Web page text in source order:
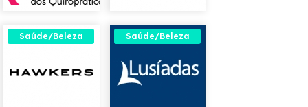
Saúde/Beleza Saúde/Beleza